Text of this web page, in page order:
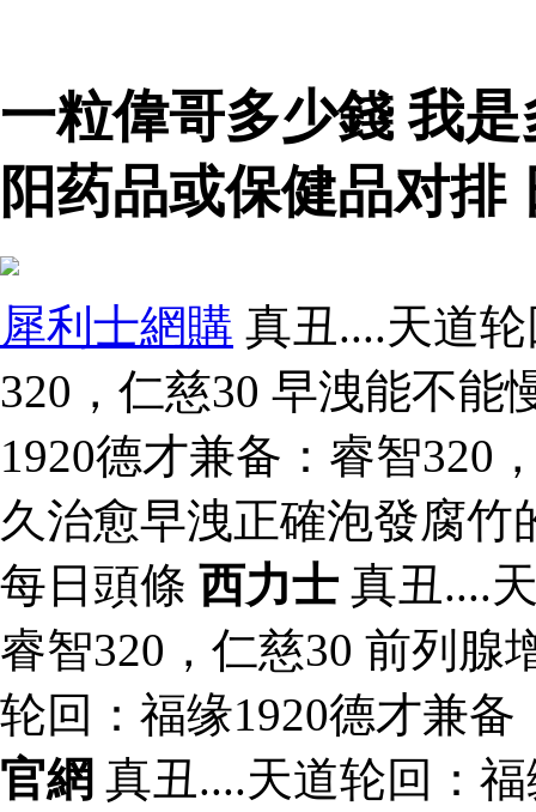
一粒偉哥多少錢 我
阳药品或保健品对排
犀利士網購 真丑....天道
320，仁慈30 早洩能不能
1920德才兼备：睿智320
久治愈早洩正確泡發腐
每日頭條 西力士 真丑....
睿智320，仁慈30 前列腺
轮回：福缘1920德才兼
官網 真丑....天道轮回：